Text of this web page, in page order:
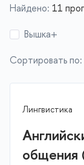
Найдено: 11
Вышка+
Сортировать по:
Лингвистика
общения